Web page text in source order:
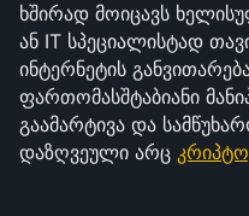
ხშირად მოიცავს
ან IT სპეციალისტად
ინტერნეტის
ფართომასშტაბიანი
გაამარტივა და
დაზღვეული არც